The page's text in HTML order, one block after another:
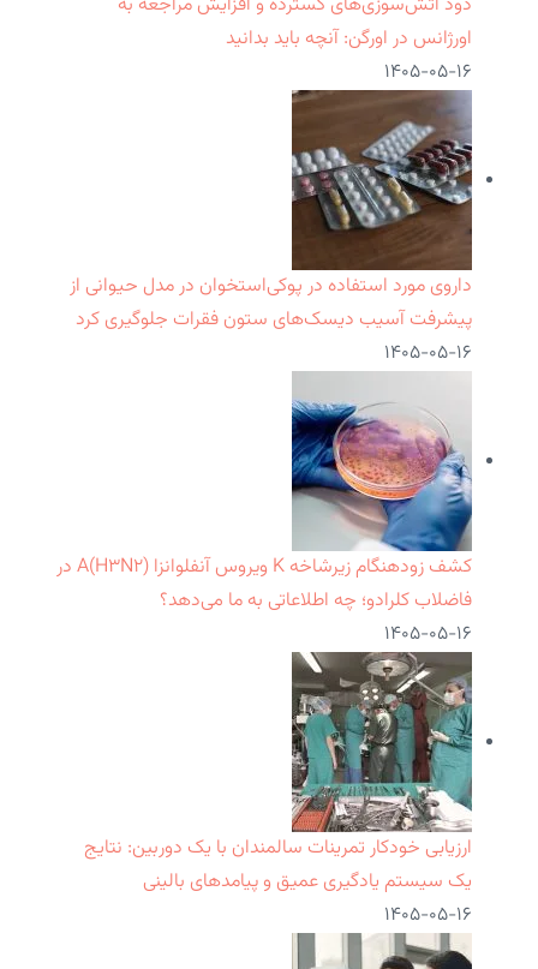
اورژانس در اورگن: آنچه باید بدانید
۱۴۰۵-۰۵-۱۶
داروی مورد استفاده در پوکی‌استخوان در مدل حیوانی از
پیشرفت آسیب دیسک‌های ستون فقرات جلوگیری کرد
۱۴۰۵-۰۵-۱۶
کشف زودهنگام زیرشاخه K ویروس آنفلوانزا A(H۳N۲) در
فاضلاب کلرادو؛ چه اطلاعاتی به ما می‌دهد؟
۱۴۰۵-۰۵-۱۶
ارزیابی خودکار تمرینات سالمندان با یک دوربین: نتایج
یک سیستم یادگیری عمیق و پیامدهای بالینی
۱۴۰۵-۰۵-۱۶